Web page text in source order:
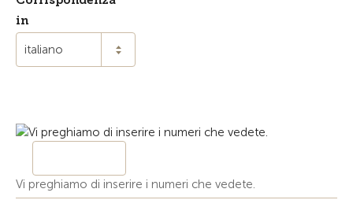
in
italiano
Vi preghiamo di inserire i numeri che vedete.